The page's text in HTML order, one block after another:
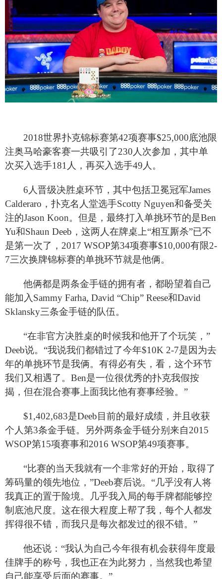
2018世界扑克锦标赛第42项赛事$25,000底池限
注奥马哈豪客赛一共吸引了230人次参加，其中单
次买入选手181人，再买入选手49人。
6 人晋级决胜桌环节，其中包括卫冕冠军James
Calderaro，扑克名人堂选手Scotty Nguyen和备受关
注的Jason Koon。但是，最终打入单挑环节的是Ben
Yu和Shaun Deeb，这两人在牌桌上“相互厮杀”已不
是第一次了，2017 WSOP第34项赛事$10,000有限2-
7三次换牌锦标赛的单挑环节就是他俩。
他俩都是两条金手链的拥有者，都盼望着自己
能加入Sammy Farha, David “Chip” Reese和David
Sklansky三条金手链的队伍。
“在非官方决胜桌的时候我和他开了个玩笑，”
Deeb说。“我说我们都错过了今年$10K 2-7是因为去
年的单挑环节是我俩。有得必有失，看，这个环节
我们又相遇了。Ben是一位很优秀的扑克我假按
揭，但在混合赛事上面我比他有赛事经验。”
$1,402,683是Deeb目前的最好成绩，并且收获
个人第3条金手链。另外两条金手链分别来自2015
WSOP第15项赛事和2016 WSOP第49项赛事。
“比赛的当天我就有一个非常好的开始，取得了
筹码量的领先地位，”Deeb赛后说。“几乎没有人将
我真正的置于险境。几乎我入局的每手牌都能够控
制底池尺度。这在很大程度上帮了我，每个人都发
挥得很不错，而我只是每次都发过的很不错。”
他还说：“我认为自己今年很有机会获得年度最
佳牌手的称号，我也正在为此努力，当然我也希望
自己能享受后面的赛事。”